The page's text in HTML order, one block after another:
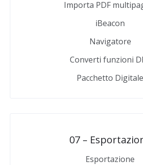
Importa PDF
iBeacon
Navigatore
Converti funzioni
Pacchetto Digitale
07 –
Esportazione